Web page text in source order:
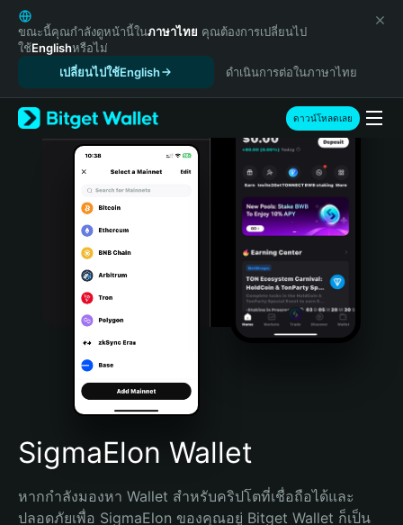
English
日本語
Tiếng Việt
Español (Latinoamérica)
Türkçe
Italiano
Português (Portugal)
Bahasa Indonesia
Português (Brasil)
Español (Argentina)
ขณะนี้คุณกำลังดูหน้านี้ในภาษาไทย คุณต้องการเปลี่ยนไป
ใช้Englishหรือไม่
เปลี่ยนไปใช้English
ดำเนินการต่อในภาษาไทย
ดาวน์โหลดเลย
SigmaElon Wallet
หากกำลังมองหา Wallet สำหรับคริปโตที่เชื่อถือได้และ
ปลอดภัยเพื่อ SigmaElon ของคุณอยู่ Bitget Wallet ก็เป็น